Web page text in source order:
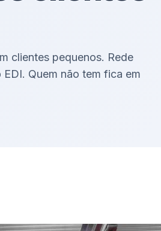
clientes pequenos. Rede
Quem não tem fica em